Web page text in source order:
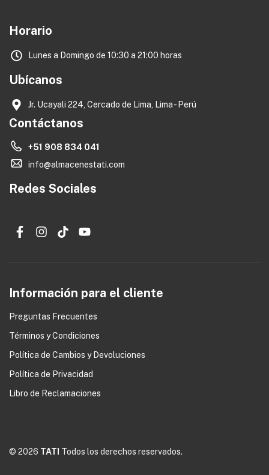
Horario
Lunes a Domingo de 10:30 a 21:00 horas
Ubícanos
Jr. Ucayali 224, Cercado de Lima, Lima - Perú
Contáctanos
+51 908 834 041
info@almacenestati.com
Redes Sociales
Información para el cliente
Preguntas Frecuentes
Términos y Condiciones
Política de Cambios y Devoluciones
Política de Privacidad
Libro de Reclamaciones
© 2026 TATI Todos los derechos reservados.